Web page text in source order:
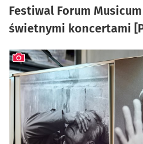
Festiwal Forum
świetnymi koncertami